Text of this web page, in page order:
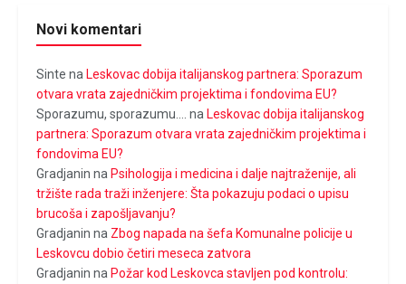
Novi komentari
Sinte na Leskovac dobija italijanskog partnera: Sporazum
otvara vrata zajedničkim projektima i fondovima EU?
Sporazumu, sporazumu....
na Leskovac dobija italijanskog
partnera: Sporazum otvara vrata zajedničkim projektima i
fondovima EU?
Gradjanin na Psihologija i medicina i dalje najtraženije, ali
tržište rada traži inženjere: Šta pokazuju podaci o upisu
brucoša i zapošljavanju?
Gradjanin na Zbog napada na šefa Komunalne policije u
Leskovcu dobio četiri meseca zatvora
Gradjanin na Požar kod Leskovca stavljen pod kontrolu: